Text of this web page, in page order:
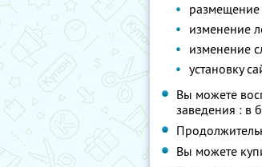
размещение
изменение
изменение
установку
Вы можете
заведения : в
Вы можете